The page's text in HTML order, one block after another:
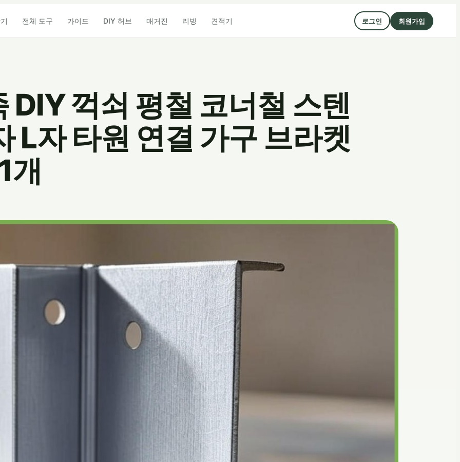
전체 도구 가이드 DIY 허브 매거진 리빙 견적기 로그인 회원가입
DIY 꺽쇠 평철 코너철 스텐
L자 타원 연결 가구 브라켓
개